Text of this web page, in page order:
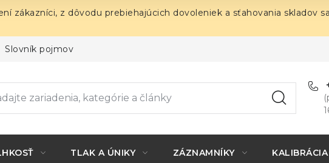
zákazníci, z dôvodu prebiehajúcich dovoleniek a sťahovania skladov
Slovník pojmov
TLAK A ÚNIKY ZÁZNAMNÍKY KALIBRÁCIA